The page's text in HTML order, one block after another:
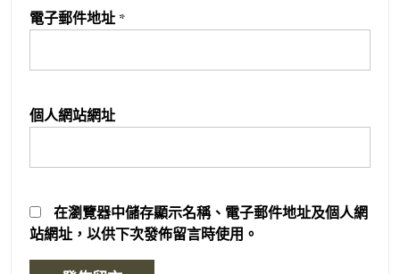
電子郵件地址 *
個人網站網址
在瀏覽器中儲存顯示名稱、電子郵件地址及個人網
站網址，以供下次發佈留言時使用。